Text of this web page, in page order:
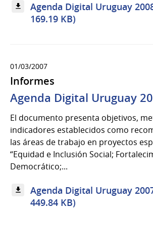
Agenda Digital Uruguay
169.19 KB)
01/03/2007
Informes
Agenda Digital Uruguay
El documento presenta objetivos,
indicadores establecidos como
las áreas de trabajo en proyectos
“Equidad e Inclusión Social;
Democrático;...
Agenda Digital Uruguay
449.84 KB)